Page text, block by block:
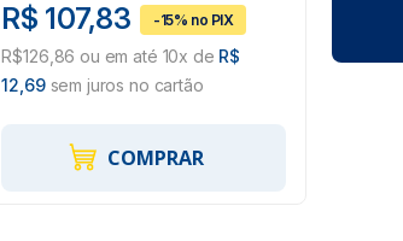
R$ 107,83
R$126,86 ou em até 10x de R$
12,69sem juros no cartão
COMPRAR